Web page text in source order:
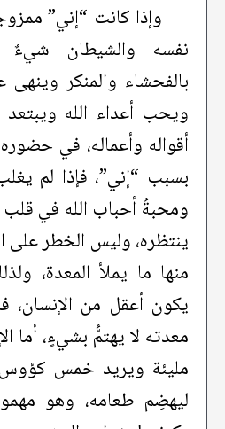
وإذا كانت “إني”
نفسه والشيطان شيءٌ
بالفحشاء والمنكر وينهى
ويحب أعداء الله
أقواله وأعماله، في
بسبب “إني”، فإذا لم
ومحبةُ أحباب الله في قلب
ينتظره، وليس الخطر على
منها ما يملأ المعدة،
يكون أعقل من الإنسان،
معدته لا يهتمُّ بشيءٍ، أما
مليئة ويريد خمس
ليهضِم طعامه، وهو